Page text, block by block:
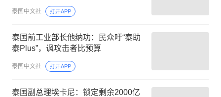
泰国中文社 打开APP
泰国前工业部长他纳功：民众吁“泰助
泰Plus”，讽攻击者比预算
泰国中文社 打开APP
泰国副总理埃卡尼：锁定剩余2000亿